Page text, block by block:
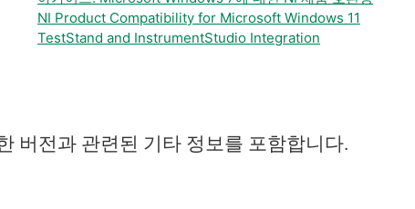
NI Product Compatibility for Microsoft Windows 11
TestStand and InstrumentStudio Integration
버전과 관련된 기타 정보를 포함합니다.